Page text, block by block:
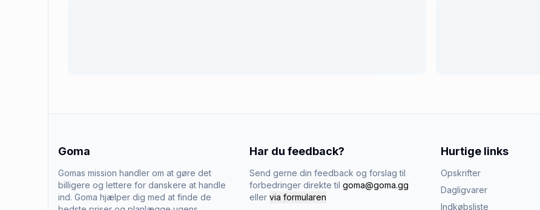
Goma
Gomas mission handler om at gøre det
billigere og lettere for danskere at handle
ind. Goma hjælper dig med at finde de
Har du feedback?
Send gerne din feedback og forslag til
forbedringer direkte til goma@goma.gg
eller via formularen
Hurtige links
Opskrifter
Dagligvarer
Indkøbsliste